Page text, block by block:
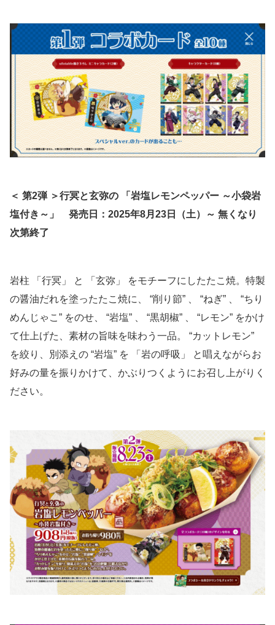
＜ 第2弾 ＞行冥と玄弥の 「岩塩レモンペッパー ～小袋岩
塩付き～」
発売日：2025年8月23日（土）～ 無くなり
次第終了
岩柱 「行冥」 と 「玄弥」 をモチーフにしたたこ焼。特製
の醤油だれを塗ったたこ焼に、 “削り節” 、 “ねぎ” 、 “ちり
めんじゃこ” をのせ、 “岩塩” 、 “黒胡椒” 、 “レモン” をかけ
て仕上げた、素材の旨味を味わう一品。 “カットレモン”
を絞り、別添えの “岩塩” を 「岩の呼吸」 と唱えながらお
好みの量を振りかけて、かぶりつくようにお召し上がりく
ださい。